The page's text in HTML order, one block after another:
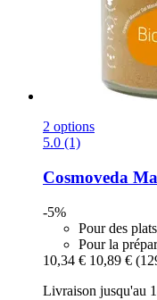
2 options
5.0 (1)
Cosmoveda
-5%
Pour des
Pour la
10,34 € 10,89 €
Livraison jusqu'au